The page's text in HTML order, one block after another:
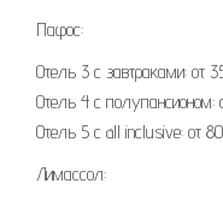
Пафос:
Отель 3 с завтраками: от
Отель 4 с полупансионом:
Отель 5 с all inclusive: от
Лимассол: